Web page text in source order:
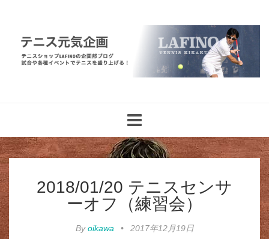
navigation
2018/01/20 テニスセンサ
ーオフ（練習会）
Byoikawa • 2017年12月19日